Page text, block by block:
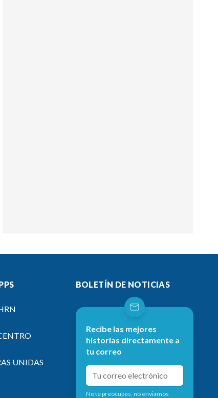
UNIDAS
BOLETÍN DE NOTICIAS
Recibe las mejores
historias directamente a
tu correo
No te preocupes, no enviamos